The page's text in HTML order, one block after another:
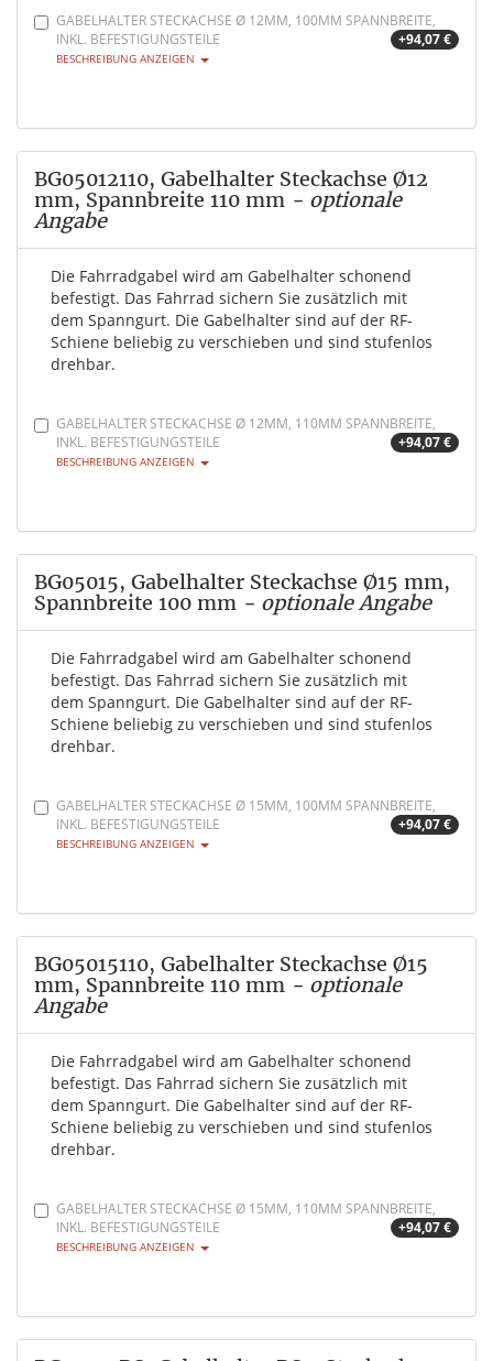
GABELHALTER STECKACHSE Ø 12MM, 100MM SPANNBREITE,
INKL. BEFESTIGUNGSTEILE
+94,07 €
BESCHREIBUNG ANZEIGEN
BG05012110, Gabelhalter Steckachse Ø12
mm, Spannbreite 110 mm - optionale
Angabe
Die Fahrradgabel wird am Gabelhalter schonend
befestigt. Das Fahrrad sichern Sie zusätzlich mit
dem Spanngurt. Die Gabelhalter sind auf der RF-
Schiene beliebig zu verschieben und sind stufenlos
drehbar.
GABELHALTER STECKACHSE Ø 12MM, 110MM SPANNBREITE,
INKL. BEFESTIGUNGSTEILE
+94,07 €
BESCHREIBUNG ANZEIGEN
BG05015, Gabelhalter Steckachse Ø15 mm,
Spannbreite 100 mm - optionale Angabe
Die Fahrradgabel wird am Gabelhalter schonend
befestigt. Das Fahrrad sichern Sie zusätzlich mit
dem Spanngurt. Die Gabelhalter sind auf der RF-
Schiene beliebig zu verschieben und sind stufenlos
drehbar.
GABELHALTER STECKACHSE Ø 15MM, 100MM SPANNBREITE,
INKL. BEFESTIGUNGSTEILE
+94,07 €
BESCHREIBUNG ANZEIGEN
BG05015110, Gabelhalter Steckachse Ø15
mm, Spannbreite 110 mm - optionale
Angabe
Die Fahrradgabel wird am Gabelhalter schonend
befestigt. Das Fahrrad sichern Sie zusätzlich mit
dem Spanngurt. Die Gabelhalter sind auf der RF-
Schiene beliebig zu verschieben und sind stufenlos
drehbar.
GABELHALTER STECKACHSE Ø 15MM, 110MM SPANNBREITE,
INKL. BEFESTIGUNGSTEILE
+94,07 €
BESCHREIBUNG ANZEIGEN